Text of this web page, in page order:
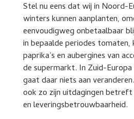
Stel nu eens dat wij in Noord-
winters kunnen aanplanten,
eenvoudigweg onbetaalbaar
in bepaalde periodes tomaten,
paprika’s en aubergines van
de supermarkt. In Zuid-
gaat daar niets aan
ook zo zijn uitdagingen betreft
en leveringsbetrouwbaarheid.